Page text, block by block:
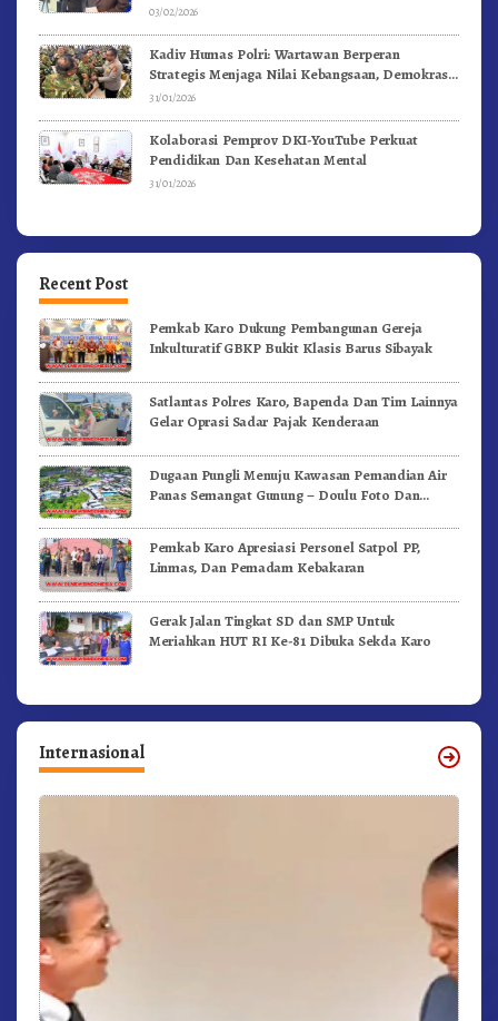
03/02/2026
Kadiv Humas Polri: Wartawan Berperan
Strategis Menjaga Nilai Kebangsaan, Demokrasi,
dan NKRI
31/01/2026
Kolaborasi Pemprov DKI-YouTube Perkuat
Pendidikan Dan Kesehatan Mental
31/01/2026
Recent Post
Pemkab Karo Dukung Pembangunan Gereja
Inkulturatif GBKP Bukit Klasis Barus Sibayak
Satlantas Polres Karo, Bapenda Dan Tim Lainnya
Gelar Oprasi Sadar Pajak Kenderaan
Dugaan Pungli Menuju Kawasan Pemandian Air
Panas Semangat Gunung – Doulu Foto Dan
Pemkab Karo Apresiasi Personel Satpol PP,
Linmas, Dan Pemadam Kebakaran
Gerak Jalan Tingkat SD dan SMP Untuk
Meriahkan HUT RI Ke-81 Dibuka Sekda Karo
Internasional